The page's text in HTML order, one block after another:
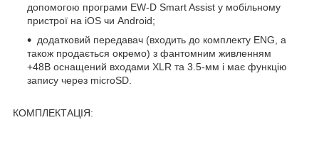
допомогою програми EW-D Smart Assist у мобільному
пристрої на iOS чи Android;
додатковий передавач (входить до комплекту ENG, а
також продається окремо) з фантомним живленням
+48В оснащений входами XLR та 3.5-мм і має функцію
запису через microSD.
КОМПЛЕКТАЦІЯ: